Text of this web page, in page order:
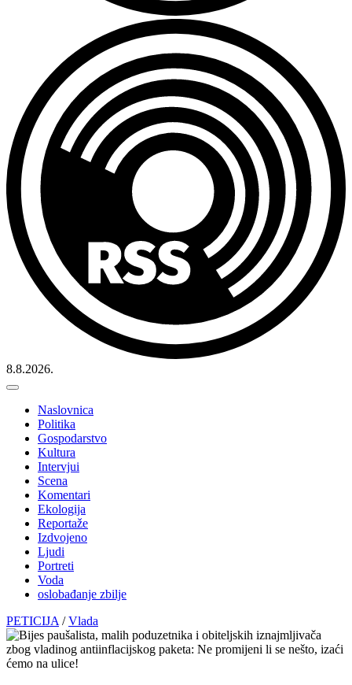
8.8.2026.
Naslovnica
Politika
Gospodarstvo
Kultura
Intervjui
Scena
Komentari
Ekologija
Reportaže
Izdvojeno
Ljudi
Portreti
Voda
oslobađanje zbilje
PETICIJA /Vlada